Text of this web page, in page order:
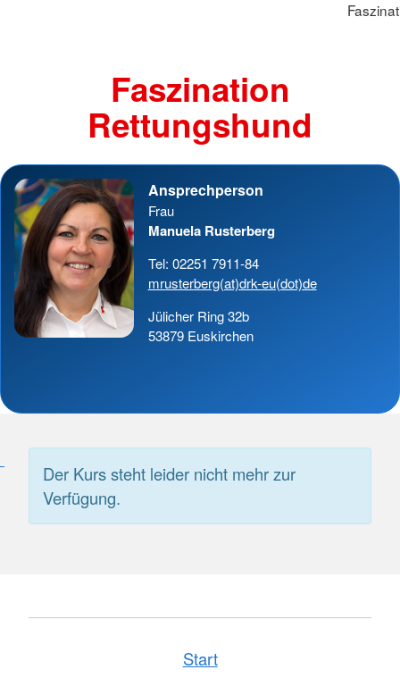
Faszination
Rettungshund
Ansprechperson
Frau
Manuela Rusterberg
Tel: 02251 7911-84
mrusterberg(at)drk-eu(dot)de
Jülicher Ring 32b
53879 Euskirchen
Der Kurs steht leider nicht mehr zur
Verfügung.
Start